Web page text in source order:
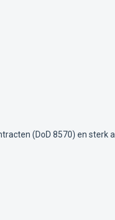
(DoD 8570) en sterk